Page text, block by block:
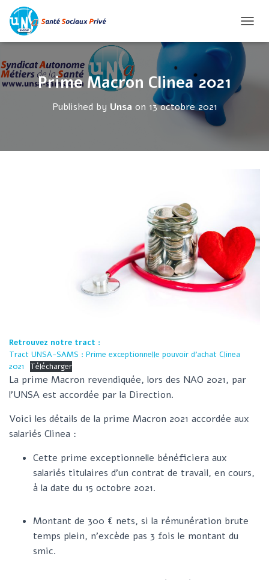
U
R
N
V
I
Prime Macron Clinea 2021
Published by Unsa on 13 octobre 2021
Retrouvez notre tract :
Tract UNSA-SAMS : Prime exceptionnelle pouvoir d’achat Clinea
2021
Télécharger
La prime Macron revendiquée, lors des NAO 2021, par
l’UNSA est accordée par la Direction.
Voici les détails de la prime Macron 2021 accordée aux
salariés Clinea :
Cette prime exceptionnelle bénéficiera aux
salariés titulaires d’un contrat de travail, en cours,
à la date du 15 octobre 2021.
Montant de 300 € nets, si la rémunération brute
temps plein, n’excède pas 3 fois le montant du
smic.